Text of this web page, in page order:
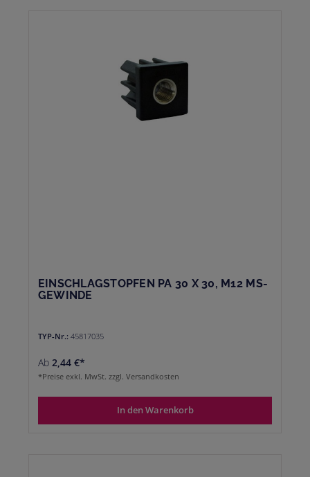
EINSCHLAGSTOPFEN PA 30 X 30, M12 MS-
GEWINDE
TYP-Nr.: 45817035
Ab 2,44 €*
*Preise exkl. MwSt. zzgl. Versandkosten
In den Warenkorb